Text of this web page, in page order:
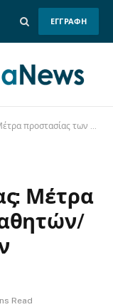
ΕΓΓΡΑΦΗ
μαθητών/μαθητριών από τον καύσωνα
Μέτρα
Read